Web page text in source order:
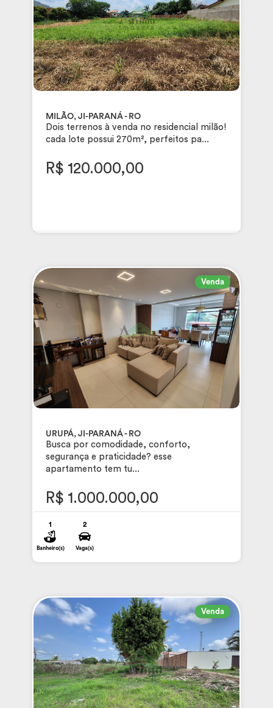
MILÃO, JI-PARANÁ - RO
Dois terrenos à venda no residencial milão!
cada lote possui 270m², perfeitos pa...
R$ 120.000,00
Venda
URUPÁ, JI-PARANÁ - RO
Busca por comodidade, conforto,
segurança e praticidade? esse
apartamento tem tu...
R$ 1.000.000,00
1
Banheiro(s)
2
Vaga(s)
Venda